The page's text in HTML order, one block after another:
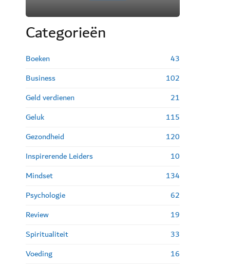
Categorieën
Boeken
43
Business
102
Geld verdienen
21
Geluk
115
Gezondheid
120
Inspirerende Leiders
10
Mindset
134
Psychologie
62
Review
19
Spiritualiteit
33
Voeding
16